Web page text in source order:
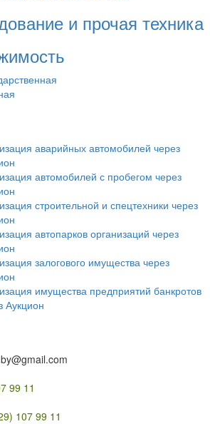
и прочая техника
аварийных автомобилей через
автомобилей с пробегом через
строительной и спецтехники через
автопарков организаций через
залогового имущества через
имущества предприятий банкротов
Аукцион
99 11
107 99 11